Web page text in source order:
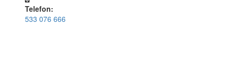
Telefon:
533 076 666